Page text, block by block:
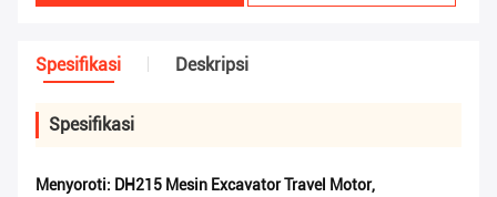
Spesifikasi Deskripsi
Spesifikasi
Menyoroti: DH215 Mesin Excavator Travel Motor,